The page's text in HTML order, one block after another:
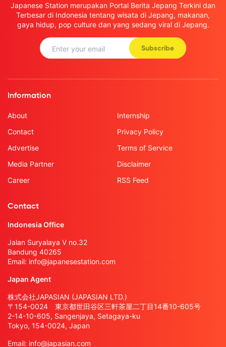
Japanese Station merupakan Portal Berita Jepang Terkini dan
Terbesar di Indonesia tentang wisata di Jepang, makanan,
gaya hidup, pop culture dan yang sedang viral di Jepang.
Subscribe
Information
About
Contact
Advertise
Media Partner
Career
Internship
Privacy Policy
Terms of Service
Disclaimer
RSS Feed
Contact
Indonesia Office
Jalan Suryalaya V no.32
Bandung 40265
Email: info@japanesestation.com
Japan Agent
株式会社JAPASIAN (JAPASIAN LTD.)
〒154-0024 東京都世田谷区三軒茶屋二丁目14番10-605号
2-14-10-605, Sangenjaya, Setagaya-ku
Tokyo, 154-0024, Japan
Email: info@japasian.com